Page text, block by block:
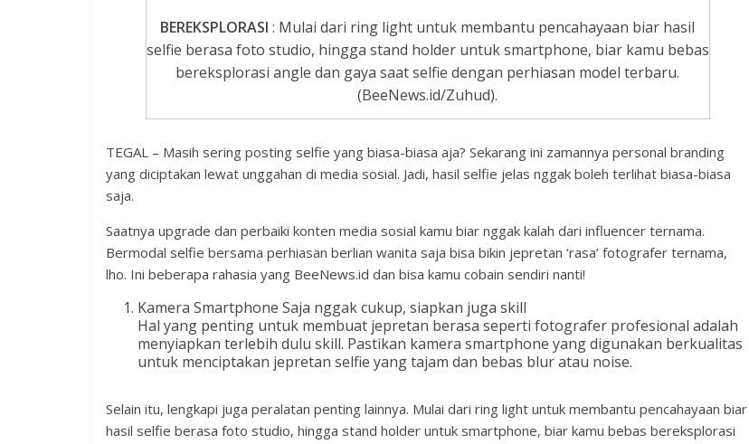
BEREKSPLORASI : Mulai dari ring light untuk membantu pencahayaan biar hasil
selfie berasa foto studio, hingga stand holder untuk smartphone, biar kamu bebas
bereksplorasi angle dan gaya saat selfie dengan perhiasan model terbaru.
(BeeNews.id/Zuhud).
TEGAL – Masih sering posting selfie yang biasa-biasa aja? Sekarang ini zamannya personal branding
yang diciptakan lewat unggahan di media sosial. Jadi, hasil selfie jelas nggak boleh terlihat biasa-biasa
saja.
Saatnya upgrade dan perbaiki konten media sosial kamu biar nggak kalah dari influencer ternama.
Bermodal selfie bersama perhiasan berlian wanita saja bisa bikin jepretan ‘rasa’ fotografer ternama,
lho. Ini beberapa rahasia yang BeeNews.id dan bisa kamu cobain sendiri nanti!
Kamera Smartphone Saja nggak cukup, siapkan juga skill
Hal yang penting untuk membuat jepretan berasa seperti fotografer profesional adalah
menyiapkan terlebih dulu skill. Pastikan kamera smartphone yang digunakan berkualitas
untuk menciptakan jepretan selfie yang tajam dan bebas blur atau noise.
Selain itu, lengkapi juga peralatan penting lainnya. Mulai dari ring light untuk membantu pencahayaan biar
hasil selfie berasa foto studio, hingga stand holder untuk smartphone, biar kamu bebas bereksplorasi